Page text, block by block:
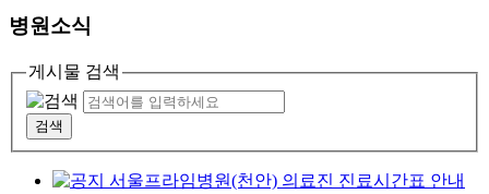
병원소식
게시물 검색
검색
서울프라임병원(천안) 의료진 진료시간표 안내